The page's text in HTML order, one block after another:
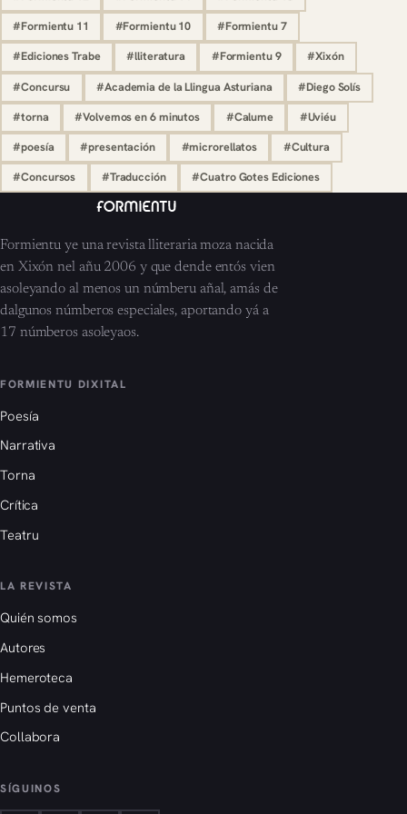
#Formientu 11 #Formientu 10 #Formientu 7
#Ediciones Trabe #lliteratura #Formientu 9 #Xixón
#Concursu #Academia de la Llingua Asturiana #Diego Solís
#torna #Volvemos en 6 minutos #Calume #Uviéu
#poesía #presentación #microrellatos #Cultura
#Concursos #Traducción #Cuatro Gotes Ediciones
Formientu ye una revista lliteraria moza nacida
en Xixón nel añu 2006 y que dende entós vien
asoleyando al menos un númberu añal, amás de
dalgunos númberos especiales, aportando yá a
17 númberos asoleyaos.
FORMIENTU DIXITAL
Poesía
Narrativa
Torna
Crítica
Teatru
LA REVISTA
Quién somos
Autores
Hemeroteca
Puntos de venta
Collabora
SÍGUINOS